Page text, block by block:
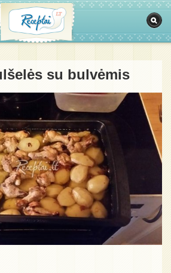
su bulvėmis